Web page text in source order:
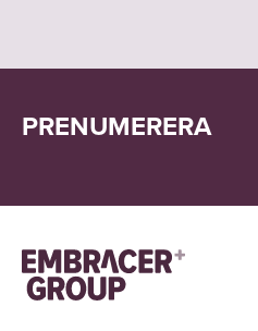
PRENUMERERA